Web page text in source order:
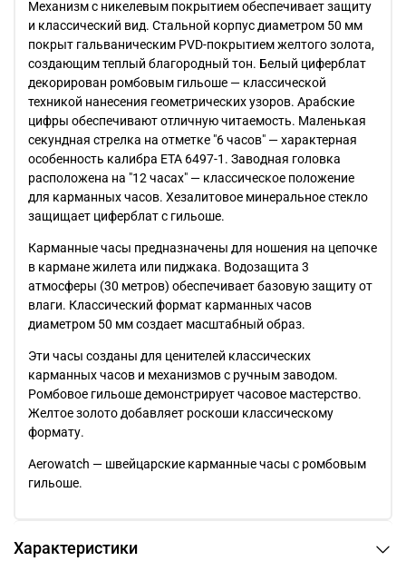
Механизм с никелевым покрытием обеспечивает защиту
и классический вид. Стальной корпус диаметром 50 мм
покрыт гальваническим PVD-покрытием желтого золота,
создающим теплый благородный тон. Белый циферблат
декорирован ромбовым гильоше — классической
техникой нанесения геометрических узоров. Арабские
цифры обеспечивают отличную читаемость. Маленькая
секундная стрелка на отметке "6 часов" — характерная
особенность калибра ETA 6497-1. Заводная головка
расположена на "12 часах" — классическое положение
для карманных часов. Хезалитовое минеральное стекло
защищает циферблат с гильоше.
Карманные часы предназначены для ношения на цепочке
в кармане жилета или пиджака. Водозащита 3
атмосферы (30 метров) обеспечивает базовую защиту от
влаги. Классический формат карманных часов
диаметром 50 мм создает масштабный образ.
Эти часы созданы для ценителей классических
карманных часов и механизмов с ручным заводом.
Ромбовое гильоше демонстрирует часовое мастерство.
Желтое золото добавляет роскоши классическому
формату.
Aerowatch — швейцарские карманные часы с ромбовым
гильоше.
Характеристики